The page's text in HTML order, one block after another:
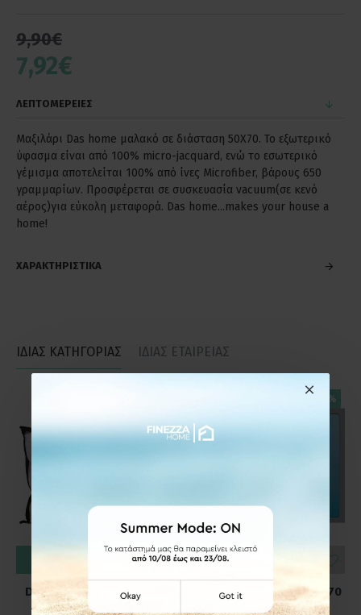
7,92€
9,90€
ΛΕΠΤΟΜΕΡΕΙΕΣ
Μαξιλάρι Das home μαλακό σε διάσταση 50Χ70. Το εξωτερικό
ύφασμα είναι από 100% micro-jacquard, ενώ το εσωτερικό
γέμισμα αποτελείται 100% από ίνες Μicrofiber, βάρους 650
γραμμαρίων. Προσφέρεται σε συσκευασία vacuum(σε κενό
αέρος)για εύκολη μεταφορά. Das home...makes your house a
home!
ΧΑΡΑΚΤΗΡΙΣΤΙΚΑ
ΙΔΙΑΣ ΚΑΤΗΓΟΡΙΑΣ ΙΔΙΑΣ ΕΤΑΙΡΕΙΑΣ
DAS HOME 1032 ΜΑΞΙΛΑΡΙ
TRENDY 50Χ70
-20 %
DAS HOME ΜΑΞΙΛΑΡΙ 50Χ70
COOLING 1094